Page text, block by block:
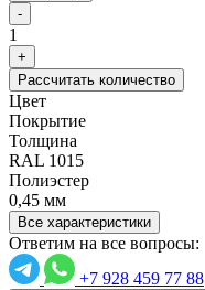
-
1
+
Рассчитать количество
Цвет
Покрытие
Толщина
RAL 1015
Полиэстер
0,45 мм
Все характеристики
Ответим на все вопросы:
+7 928 459 77 88